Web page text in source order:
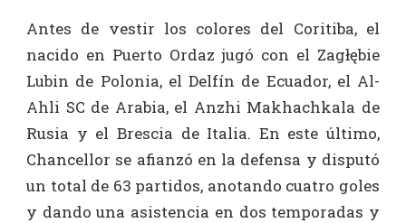
Antes de vestir los colores del Coritiba, el
nacido en Puerto Ordaz jugó con el Zagłębie
Lubin de Polonia, el Delfín de Ecuador, el Al-
Ahli SC de Arabia, el Anzhi Makhachkala de
Rusia y el Brescia de Italia. En este último,
Chancellor se afianzó en la defensa y disputó
un total de 63 partidos, anotando cuatro goles
y dando una asistencia en dos temporadas y